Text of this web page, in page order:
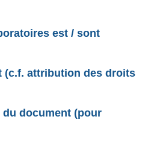
est / sont
(c.f. attribution des droits
document (pour